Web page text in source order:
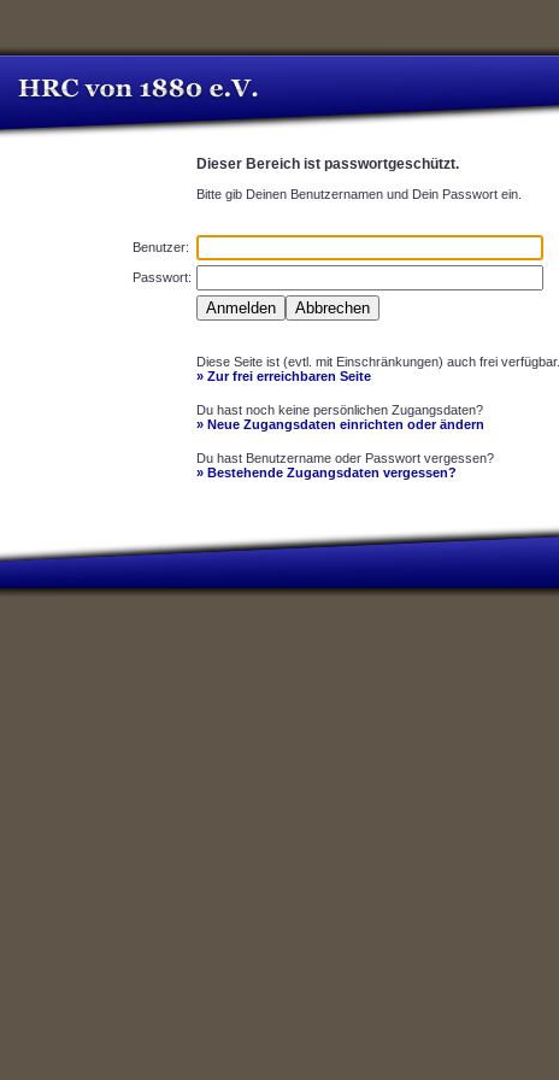
Dieser Bereich ist passwortgeschützt.
Bitte gib Deinen Benutzernamen und Dein Passwort ein.
Benutzer:
Passwort:
Diese Seite ist (evtl. mit Einschränkungen) auch frei verfügbar.
» Zur frei erreichbaren Seite
Du hast noch keine persönlichen Zugangsdaten?
» Neue Zugangsdaten einrichten oder ändern
Du hast Benutzername oder Passwort vergessen?
» Bestehende Zugangsdaten vergessen?